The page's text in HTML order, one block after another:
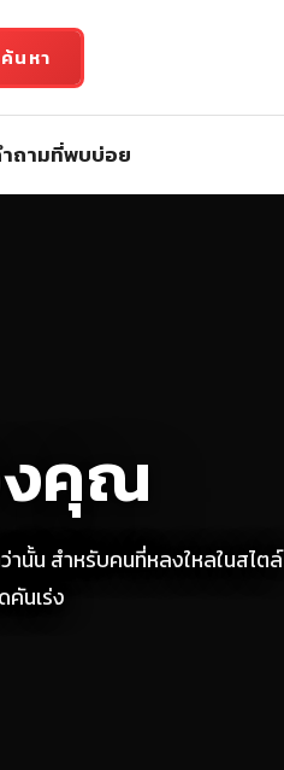
ค้นหา
ถามที่พบบ่อย
คุณ
านั้น สำหรับคนที่หลงใหลในสไตล์
นเร่ง